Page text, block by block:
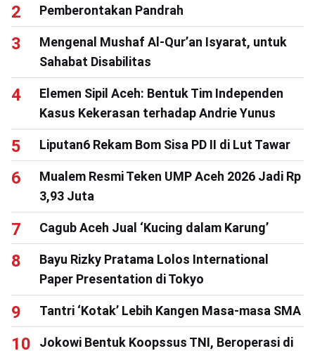
Pemberontakan Pandrah
Mengenal Mushaf Al-Qur’an Isyarat, untuk
Sahabat Disabilitas
Elemen Sipil Aceh: Bentuk Tim Independen
Kasus Kekerasan terhadap Andrie Yunus
Liputan6 Rekam Bom Sisa PD II di Lut Tawar
Mualem Resmi Teken UMP Aceh 2026 Jadi Rp
3,93 Juta
Cagub Aceh Jual ‘Kucing dalam Karung’
Bayu Rizky Pratama Lolos International
Paper Presentation di Tokyo
Tantri ‘Kotak’ Lebih Kangen Masa-masa SMA
Jokowi Bentuk Koopssus TNI, Beroperasi di